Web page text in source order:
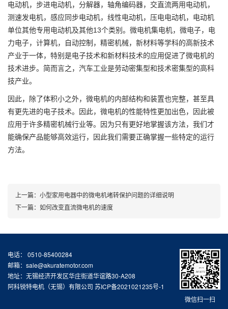
电动机，步进电动机，分解器，轴角编码器，交直流两用电动机，
测速发电机，感应同步电动机，线性电动机，压电电动机，电动机
单位其他专用电动机及其他13个类别。微电机集电机，微电子，电
力电子，计算机，自动控制，精密机械，新材料等学科的高新技术
产业于一体，特别是电子技术和新材料技术的应用促进了微电机的
技术进步。简而言之，汽车工业是劳动密集型和技术密集型的高科
技产业。
因此，除了体积小之外，微电机的内部结构和装置也完整，甚至具
有更先进的电子技术。因此，微电机的性能特性更加出色，因此被
应用于许多精密机械行业等。因为只有更好地掌握该方法，我们才
能确保产品能够高效运行，因此我们需要正确掌握一些特定的运行
方法。
上一篇： 小型家用电器中的微电机堵转保护问题的详细说明
下一篇： 如何改变直流微电机的速度
微信扫一扫
电话： 0510-85400284
邮箱：sale@akuratemotor.com
地址：无锡经济开发区华庄街道华谊路30-A208
阿科锐特电机（无锡）有限公司 苏ICP备2021021235号-1